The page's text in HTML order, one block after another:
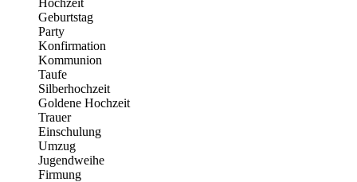
Hochzeit
Geburtstag
Party
Konfirmation
Kommunion
Taufe
Silberhochzeit
Goldene Hochzeit
Trauer
Einschulung
Umzug
Jugendweihe
Firmung